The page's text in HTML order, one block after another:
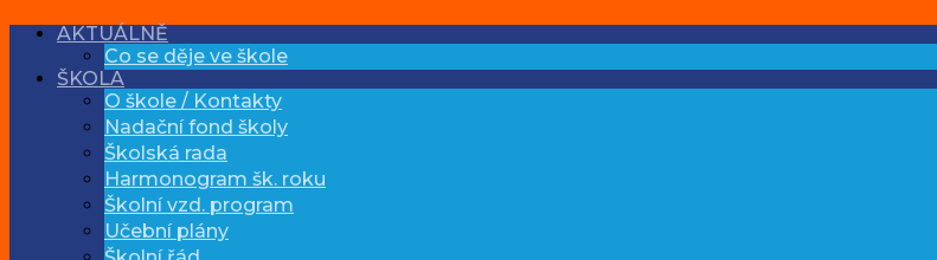
AKTUÁLNĚ
Co se děje ve škole
ŠKOLA
O škole / Kontakty
Nadační fond školy
Školská rada
Harmonogram šk. roku
Školní vzd. program
Učební plány